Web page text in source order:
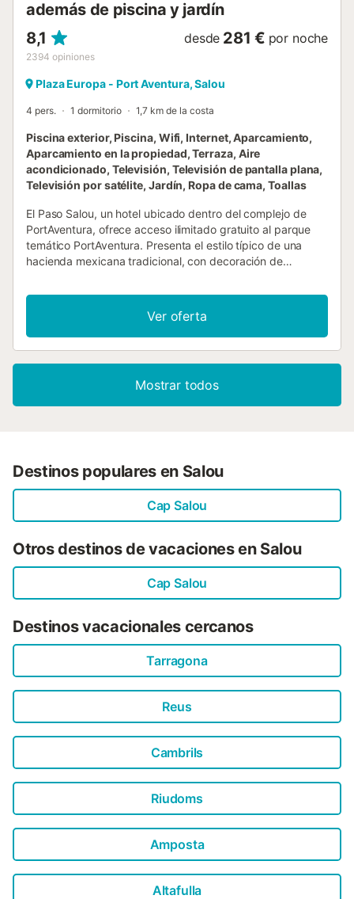
además de piscina y jardín
8,1
2394 opiniones
desde 281 € por noche
Plaza Europa - Port Aventura, Salou
4 pers. 1 dormitorio 1,7 km de la costa
Piscina exterior, Piscina, Wifi, Internet, Aparcamiento,
Aparcamiento en la propiedad, Terraza, Aire
acondicionado, Televisión, Televisión de pantalla plana,
Televisión por satélite, Jardín, Ropa de cama, Toallas
El Paso Salou, un hotel ubicado dentro del complejo de
PortAventura, ofrece acceso ilimitado gratuito al parque
temático PortAventura. Presenta el estilo típico de una
hacienda mexicana tradicional, con decoración de
disponibilidad, ya que las plazas son limitadas. Los
huéspedes deberán mostrar un documento de identidad
válido y una tarjeta de crédito al realizar el registro de
entrada. Ten en cuenta que todas las peticiones
Ver oferta
Mostrar todos
Destinos populares en Salou
Cap Salou
Otros destinos de vacaciones en Salou
Cap Salou
Destinos vacacionales cercanos
Tarragona
Reus
Cambrils
Riudoms
Amposta
Altafulla